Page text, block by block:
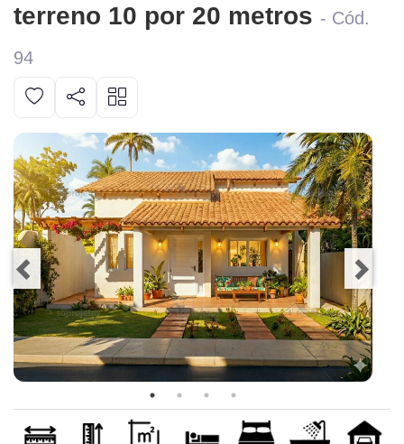
terreno 10 por 20 metros - Cód.
94